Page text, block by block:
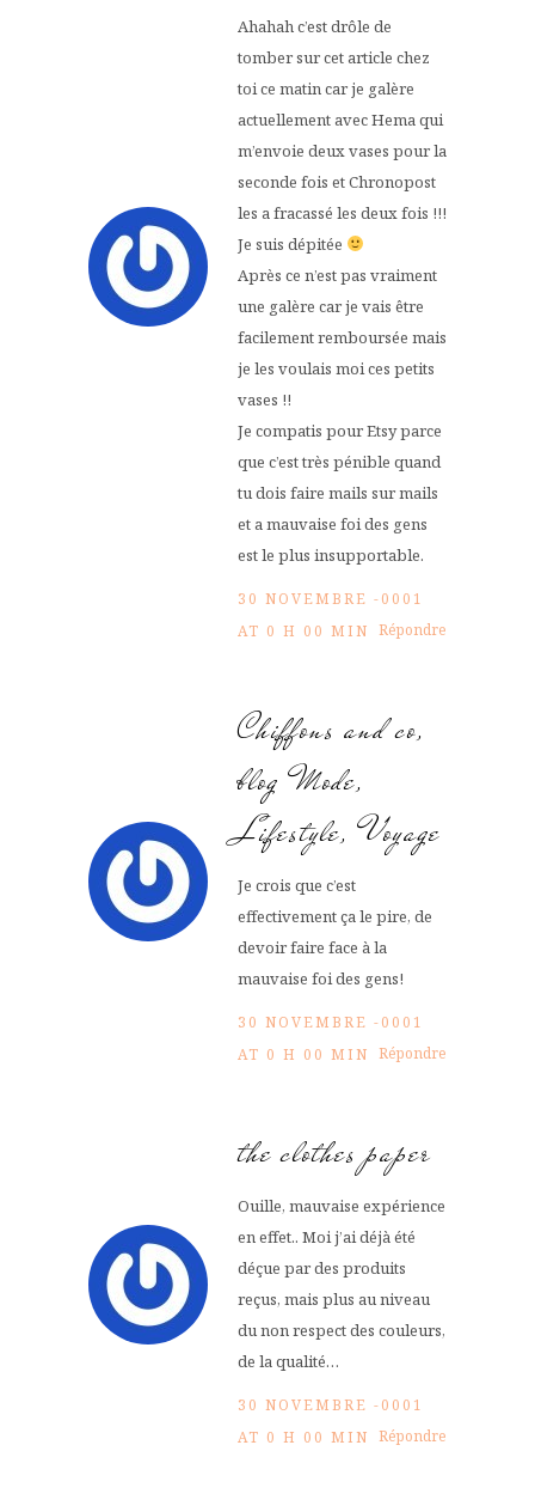
Ahahah c’est drôle de
tomber sur cet article chez
toi ce matin car je galère
actuellement avec Hema qui
m’envoie deux vases pour la
seconde fois et Chronopost
les a fracassé les deux fois !!!
Je suis dépitée
Après ce n’est pas vraiment
une galère car je vais être
facilement remboursée mais
je les voulais moi ces petits
vases !!
Je compatis pour Etsy parce
que c’est très pénible quand
tu dois faire mails sur mails
et a mauvaise foi des gens
est le plus insupportable.
30 NOVEMBRE -0001
AT 0 H 00 MIN Répondre
Chiffons and co,
blog Mode,
Lifestyle, Voyage
Je crois que c’est
effectivement ça le pire, de
devoir faire face à la
mauvaise foi des gens!
30 NOVEMBRE -0001
AT 0 H 00 MIN Répondre
the clothes paper
Ouille, mauvaise expérience
en effet.. Moi j’ai déjà été
déçue par des produits
reçus, mais plus au niveau
du non respect des couleurs,
de la qualité…
30 NOVEMBRE -0001
AT 0 H 00 MIN Répondre